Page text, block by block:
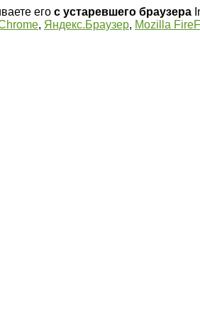
его с устаревшего браузера
, Яндекс.Браузер, Mozilla